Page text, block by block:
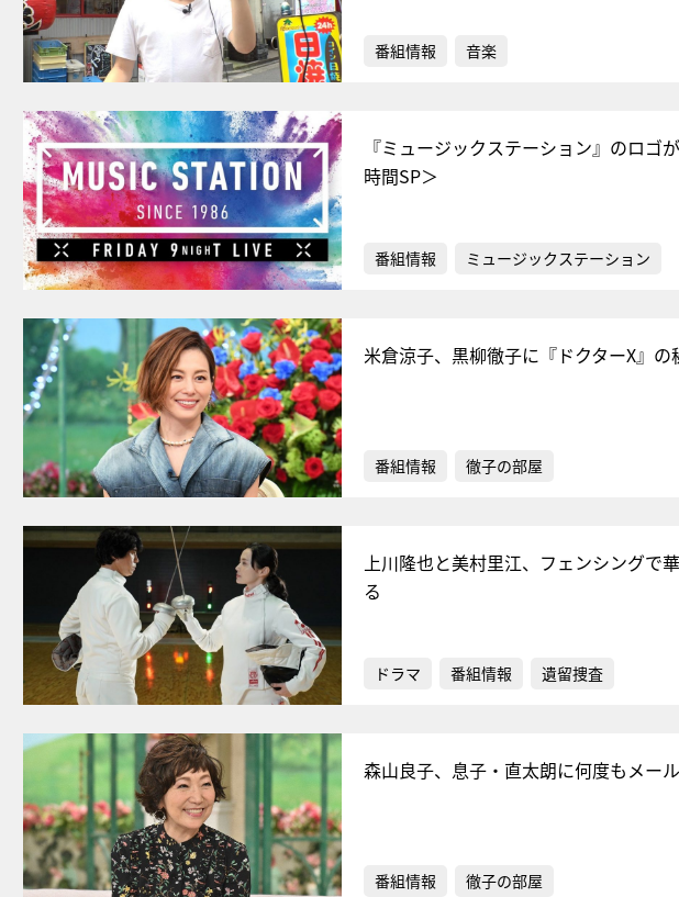
番組情報 音楽
『ミュージックステーション』のロゴ
時間SP＞
番組情報 ミュージックステーション
米倉涼子、黒柳徹子に『ドクターX』
番組情報 徹子の部屋
上川隆也と美村里江、フェンシングで
る
ドラマ 番組情報 遺留捜査
森山良子、息子・直太朗に何度もメー
番組情報 徹子の部屋